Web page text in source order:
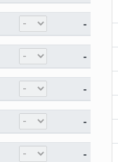
-
-
-
-
-